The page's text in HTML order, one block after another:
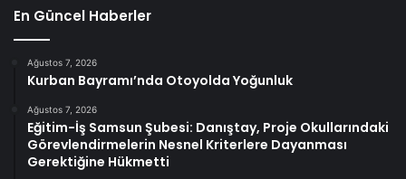
En Güncel Haberler
Ağustos 7, 2026
Kurban Bayramı’nda Otoyolda Yoğunluk
Ağustos 7, 2026
Eğitim-İş Samsun Şubesi: Danıştay, Proje Okullarındaki
Görevlendirmelerin Nesnel Kriterlere Dayanması
Gerektiğine Hükmetti